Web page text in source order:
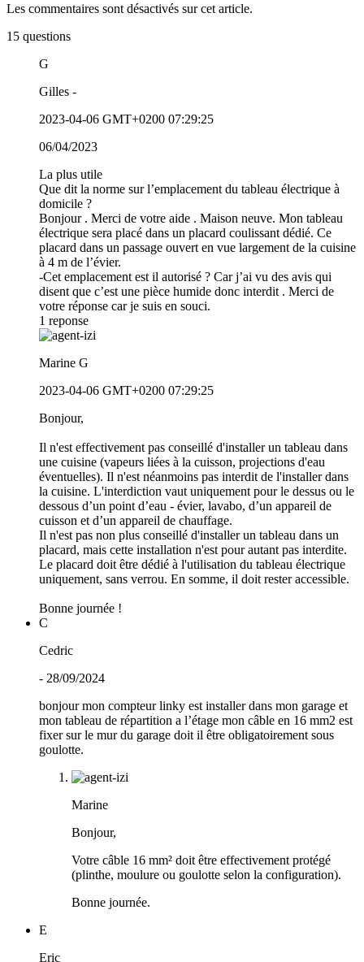
Les commentaires sont désactivés sur cet article.
15 questions
G
Gilles -
2023-04-06 GMT+0200 07:29:25
06/04/2023
La plus utile
Que dit la norme sur l’emplacement du tableau électrique à
domicile ?
Bonjour . Merci de votre aide . Maison neuve. Mon tableau
électrique sera placé dans un placard coulissant dédié. Ce
placard dans un passage ouvert en vue largement de la cuisine
à 4 m de l’évier.
-Cet emplacement est il autorisé ? Car j’ai vu des avis qui
disent que c’est une pièce humide donc interdit . Merci de
votre réponse car je suis en souci.
1 reponse
Marine G
2023-04-06 GMT+0200 07:29:25
Bonjour,
Il n'est effectivement pas conseillé d'installer un tableau dans
une cuisine (vapeurs liées à la cuisson, projections d'eau
éventuelles). Il n'est néanmoins pas interdit de l'installer dans
la cuisine. L'interdiction vaut uniquement pour le dessus ou le
dessous d’un point d’eau - évier, lavabo, d’un appareil de
cuisson et d’un appareil de chauffage.
Il n'est pas non plus conseillé d'installer un tableau dans un
placard, mais cette installation n'est pour autant pas interdite.
Le placard doit être dédié à l'utilisation du tableau électrique
uniquement, sans verrou. En somme, il doit rester accessible.
Bonne journée !
C
Cedric
- 28/09/2024
bonjour mon compteur linky est installer dans mon garage et
mon tableau de répartition a l’étage mon câble en 16 mm2 est
fixer sur le mur du garage doit il être obligatoirement sous
goulotte.
Marine
Bonjour,
Votre câble 16 mm² doit être effectivement protégé
(plinthe, moulure ou goulotte selon la configuration).
Bonne journée.
E
Eric